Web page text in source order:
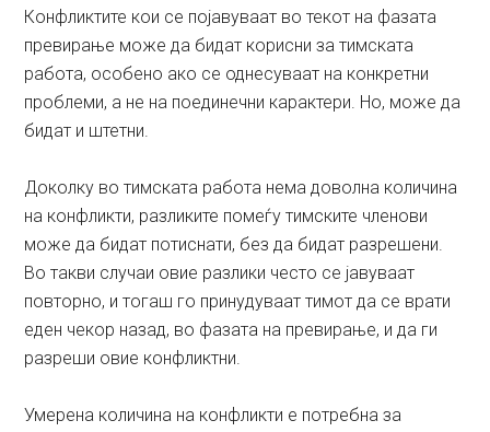
Конфликтите кои се појавуваат во текот на фазата
превирање може да бидат корисни за тимската
работа, особено ако се однесуваат на конкретни
проблеми, а не на поединечни карактери. Но, може да
бидат и штетни.
Доколку во тимската работа нема доволна количина
на конфликти, разликите помеѓу тимските членови
може да бидат потиснати, без да бидат разрешени.
Во такви случаи овие разлики често се јавуваат
повторно, и тогаш го принудуваат тимот да се врати
еден чекор назад, во фазата на превирање, и да ги
разреши овие конфликтни.
Умерена количина на конфликти е потребна за